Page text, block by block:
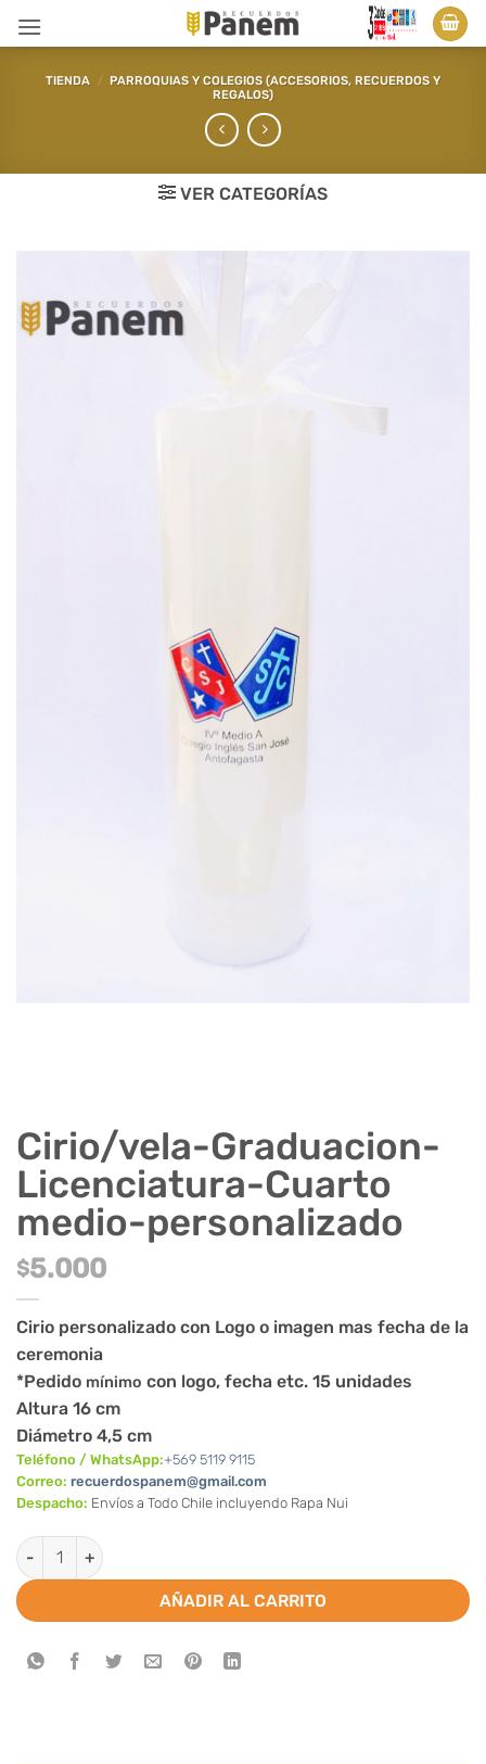
TIENDA / PARROQUIAS Y COLEGIOS (ACCESORIOS, RECUERDOS Y
REGALOS)
VER CATEGORÍAS
Cirio/vela-Graduacion-
Licenciatura-Cuarto
medio-personalizado
$5.000
Cirio personalizado con Logo o imagen mas fecha de la
ceremonia
*Pedido mínimo con logo, fecha etc. 15 unidades
Altura 16 cm
Diámetro 4,5 cm
Teléfono / WhatsApp:+569 5119 9115
Correo: recuerdospanem@gmail.com
Despacho: Envíos a Todo Chile incluyendo Rapa Nui
Cirio/vela-Graduacion-Licenciatura-Cuarto medio-
AÑADIR AL CARRITO